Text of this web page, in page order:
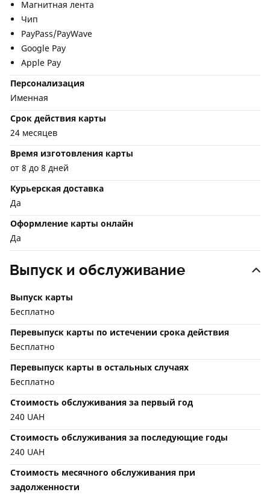
Магнитная лента
Чип
PayPass/PayWave
Google Pay
Apple Pay
Персонализация
Именная
Срок действия карты
24 месяцев
Время изготовления карты
от 8 до 8 дней
Курьерская доставка
Да
Оформление карты онлайн
Да
Выпуск и обслуживание
Выпуск карты
Бесплатно
Перевыпуск карты по истечении срока действия
Бесплатно
Перевыпуск карты в остальных случаях
Бесплатно
Стоимость обслуживания за первый год
240 UAH
Стоимость обслуживания за последующие годы
240 UAH
Стоимость месячного обслуживания при
задолженности